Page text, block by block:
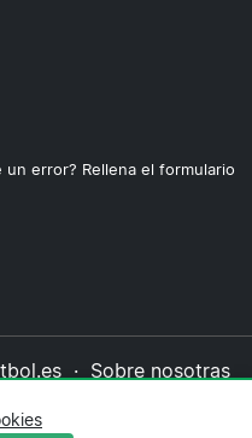
error? Rellena el formulario
· Sobre nosotras
editorial